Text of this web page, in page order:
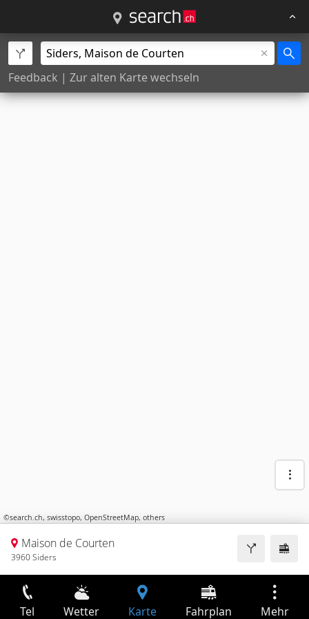
Feedback | Zur alten Karte wechseln
©search.ch, swisstopo, OpenStreetMap, others
Maison de Courten
3960 Siders
Tel Wetter Karte Fahrplan Mehr